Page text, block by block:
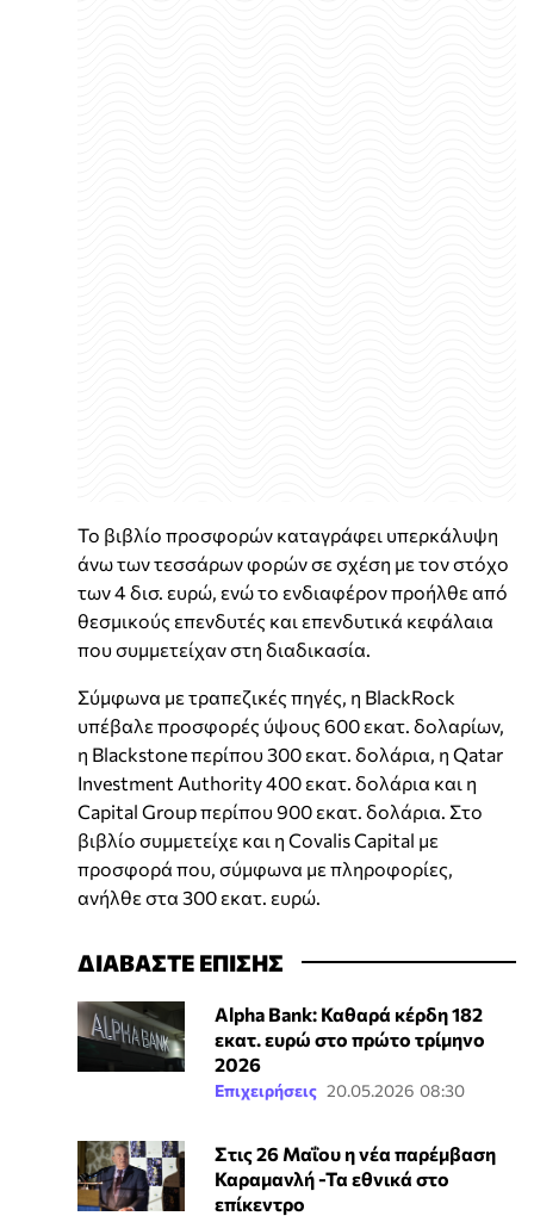
Το βιβλίο προσφορών καταγράφει υπερκάλυψη
άνω των τεσσάρων φορών σε σχέση με τον στόχο
των 4 δισ. ευρώ, ενώ το ενδιαφέρον προήλθε από
θεσμικούς επενδυτές και επενδυτικά κεφάλαια
που συμμετείχαν στη διαδικασία.
Σύμφωνα με τραπεζικές πηγές, η BlackRock
υπέβαλε προσφορές ύψους 600 εκατ. δολαρίων,
η Blackstone περίπου 300 εκατ. δολάρια, η Qatar
Investment Authority 400 εκατ. δολάρια και η
Capital Group περίπου 900 εκατ. δολάρια. Στο
βιβλίο συμμετείχε και η Covalis Capital με
προσφορά που, σύμφωνα με πληροφορίες,
ανήλθε στα 300 εκατ. ευρώ.
ΔΙΑΒΑΣΤΕ ΕΠΙΣΗΣ
Alpha Bank: Καθαρά κέρδη 182
εκατ. ευρώ στο πρώτο τρίμηνο
2026
Επιχειρήσεις 20.05.2026 08:30
Στις 26 Μαΐου η νέα παρέμβαση
Καραμανλή -Τα εθνικά στο
επίκεντρο